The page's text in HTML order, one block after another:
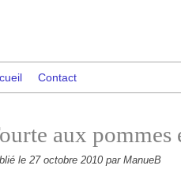
Contact
aux pommes
le 27 octobre 2010 par ManueB